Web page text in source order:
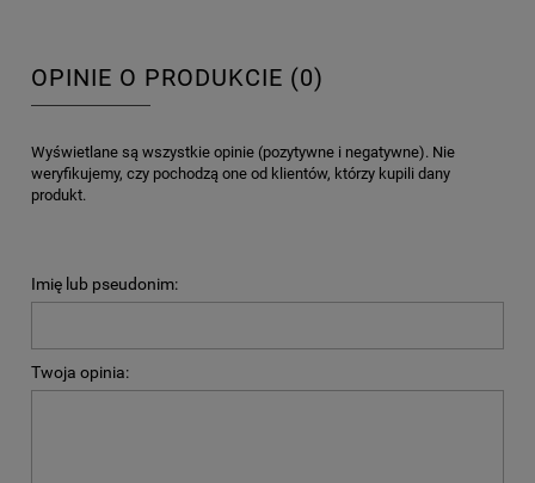
OPINIE O PRODUKCIE (0)
Wyświetlane są wszystkie opinie (pozytywne i negatywne). Nie
weryfikujemy, czy pochodzą one od klientów, którzy kupili dany
produkt.
Imię lub pseudonim:
Twoja opinia: